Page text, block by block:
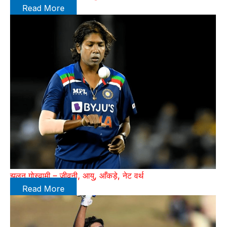
Read More
झूलन गोस्वामी – जीवनी, आयु, आँकड़े, नेट वर्थ
Read More